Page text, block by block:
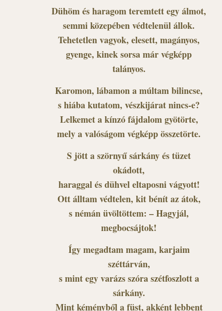
Dühöm és haragom teremtett egy álmot,
semmi közepében védtelenül állok.
Tehetetlen vagyok, elesett, magányos,
gyenge, kinek sorsa már végképp
talányos.
Karomon, lábamon a múltam bilincse,
s hiába kutatom, vészkijárat nincs-e?
Lelkemet a kínzó fájdalom gyötörte,
mely a valóságom végképp összetörte.
S jött a szörnyű sárkány és tüzet
okádott,
haraggal és dühvel eltaposni vágyott!
Ott álltam védtelen, kit bénít az átok,
s némán üvöltöttem: – Hagyjál,
megbocsájtok!
Így megadtam magam, karjaim
széttárván,
s mint egy varázs szóra szétfoszlott a
sárkány.
Mint kéményből a füst, akként lebbent